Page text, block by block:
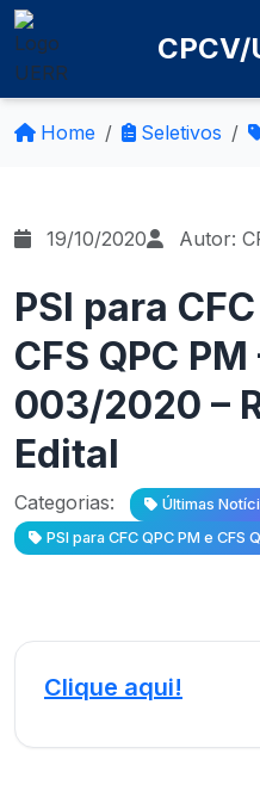
CPCV/
Home Seletivos
19/10/2020 Autor:
PSI para
CFS QPC PM
003/2020 –
Edital
Categorias:
Últimas
PSI para CFC QPC PM e CFS
Clique aqui!